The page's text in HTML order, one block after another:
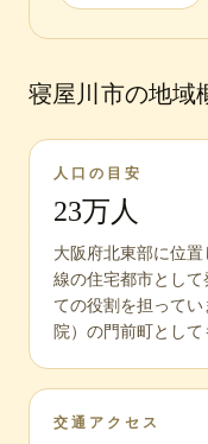
寝屋川市の地域
人口の目安
23万人
大阪府北東部に位
線の住宅都市とし
ての役割を担って
院）の門前町として
交通アクセス